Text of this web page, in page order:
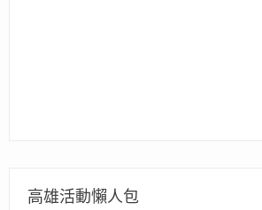
高雄活動懶人包